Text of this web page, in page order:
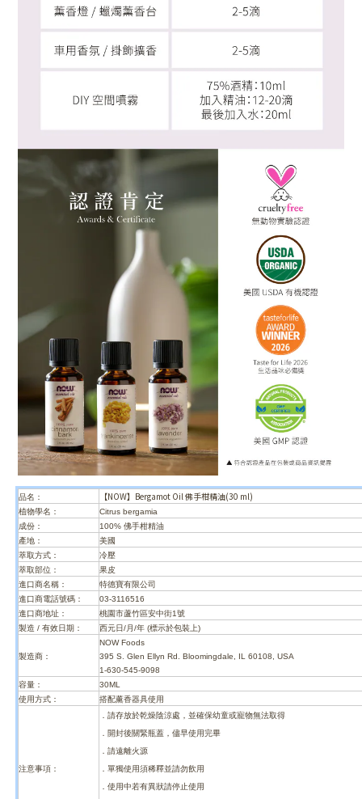
品名： 【NOW】Bergamot Oil 佛手柑精油(30 ml)
植物學名：
Citrus bergamia
成份：
100% 佛手柑精油
產地：
美國
萃取方式：
冷壓
萃取部位：
果皮
進口商名稱：
特德寶有限公司
進口商電話號碼：
03-3116516
進口商地址：
桃園市蘆竹區安中街1號
製造 / 有效日期：
西元日/月/年 (標示於包裝上)
製造商：
NOW Foods
395 S. Glen Ellyn Rd. Bloomingdale, IL 60108, USA
1-630-545-9098
容量：
30ML
使用方式：
搭配薰香器具使用
注意事項：
．請存放於乾燥陰涼處，並確保幼童或寵物無法取得
．開封後關緊瓶蓋，儘早使用完畢
．請遠離火源
．單獨使用須稀釋並請勿飲用
．使用中若有異狀請停止使用